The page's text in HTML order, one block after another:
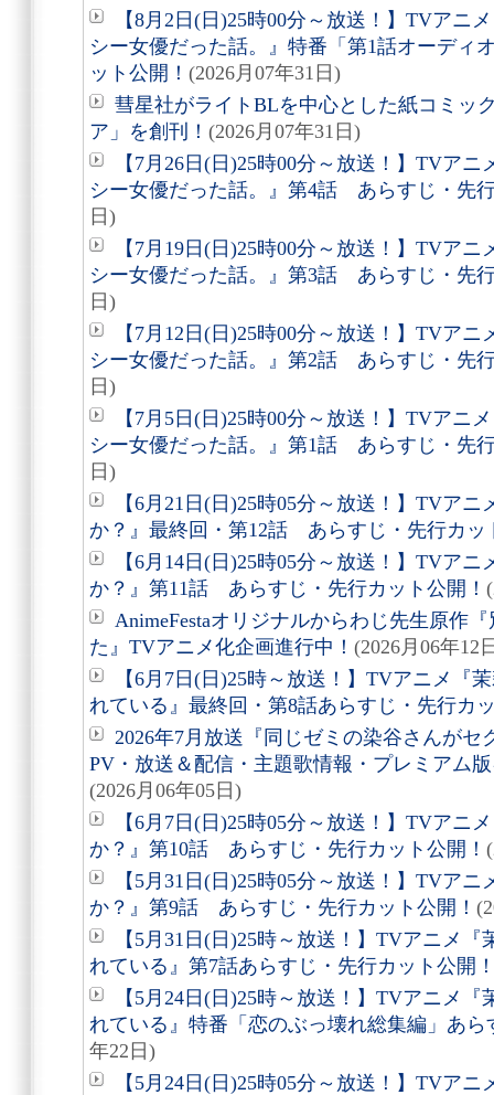
【8月2日(日)25時00分～放送！】TVアニ
シー女優だった話。』特番「第1話オーディ
ット公開！ (2026月07年31日)
彗星社がライトBLを中心とした紙コミッ
ア」を創刊！ (2026月07年31日)
【7月26日(日)25時00分～放送！】TVア
シー女優だった話。』第4話 あらすじ・先
日)
【7月19日(日)25時00分～放送！】TVア
シー女優だった話。』第3話 あらすじ・先
日)
【7月12日(日)25時00分～放送！】TVア
シー女優だった話。』第2話 あらすじ・先
日)
【7月5日(日)25時00分～放送！】TVアニ
シー女優だった話。』第1話 あらすじ・先
日)
【6月21日(日)25時05分～放送！】TVア
か？』最終回・第12話 あらすじ・先行カッ
【6月14日(日)25時05分～放送！】TVア
か？』第11話 あらすじ・先行カット公開！
AnimeFestaオリジナルからわじ先生原作
た』TVアニメ化企画進行中！ (2026月06年12
【6月7日(日)25時～放送！】TVアニメ『
れている』最終回・第8話あらすじ・先行カ
2026年7月放送『同じゼミの染谷さんが
PV・放送＆配信・主題歌情報・プレミアム
(2026月06年05日)
【6月7日(日)25時05分～放送！】TVアニ
か？』第10話 あらすじ・先行カット公開！
【5月31日(日)25時05分～放送！】TVア
か？』第9話 あらすじ・先行カット公開！
【5月31日(日)25時～放送！】TVアニメ
れている』第7話あらすじ・先行カット公開
【5月24日(日)25時～放送！】TVアニメ
れている』特番「恋のぶっ壊れ総集編」あ
年22日)
【5月24日(日)25時05分～放送！】TVア